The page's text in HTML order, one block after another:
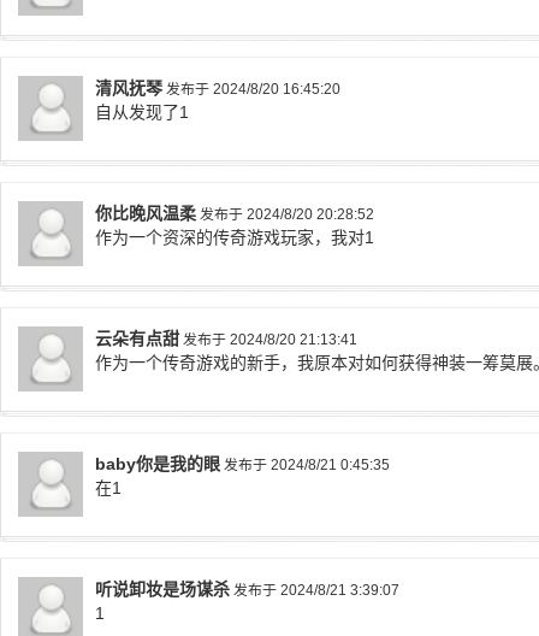
清风抚琴 发布于 2024/8/20 16:45:20
自从发现了1
你比晚风温柔 发布于 2024/8/20 20:28:52
作为一个资深的传奇游戏玩家，我对1
云朵有点甜 发布于 2024/8/20 21:13:41
作为一个传奇游戏的新手，我原本对如何获得神装一筹莫展
baby你是我的眼 发布于 2024/8/21 0:45:35
在1
听说卸妆是场谋杀 发布于 2024/8/21 3:39:07
1